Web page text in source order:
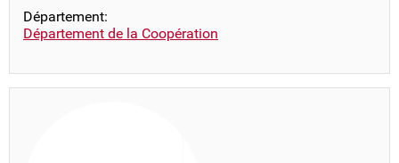
Département:
Département de la Coopération